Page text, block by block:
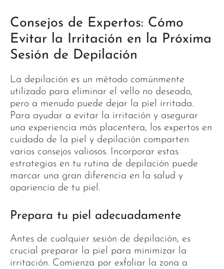
Consejos de Expertos: Cómo
Evitar la Irritación en la Próxima
Sesión de Depilación
La depilación es un método comúnmente
utilizado para eliminar el vello no deseado,
pero a menudo puede dejar la piel irritada.
Para ayudar a evitar la irritación y asegurar
una experiencia más placentera, los expertos en
cuidado de la piel y depilación comparten
varios consejos valiosos. Incorporar estas
estrategias en tu rutina de depilación puede
marcar una gran diferencia en la salud y
apariencia de tu piel.
Prepara tu piel adecuadamente
Antes de cualquier sesión de depilación, es
crucial preparar la piel para minimizar la
irritación. Comienza por exfoliar la zona a